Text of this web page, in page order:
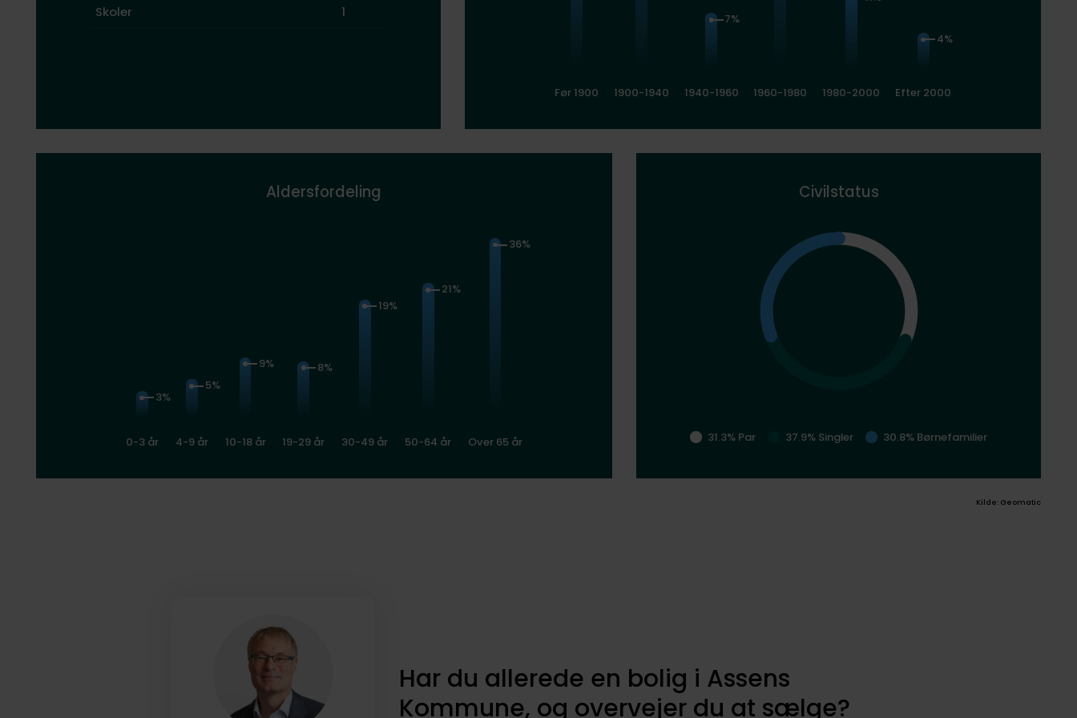
Skoler
1
Før 1900 1900-1940
7%
1940-1960 1960-1980 1980-2000
4%
Efter 2000
Aldersfordeling
3%
0-3 år
5%
4-9 år
9%
10-18 år
8%
19-29 år
19%
30-49 år
21%
50-64 år
36%
Over 65 år
Civilstatus
31.3% Par 37.9% Singler 30.8% Børnefamilier
Kilde: Geomatic
Har du allerede en bolig i Assens
Kommune, og overvejer du at sælge?